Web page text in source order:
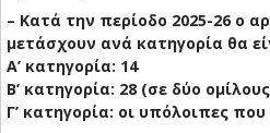
– Κατά την περίοδο 2025-26 ο
μετάσχουν ανά κατηγορία θα
A’ κατηγορία: 14
Β’ κατηγορία: 28 (σε δύο
Γ’ κατηγορία: οι υπόλοιπες